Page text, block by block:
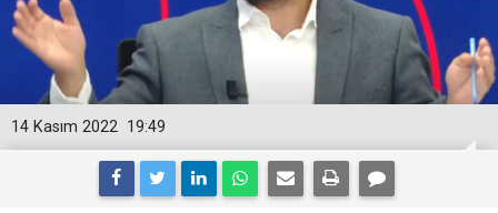
19:49
14 Kasım 2022